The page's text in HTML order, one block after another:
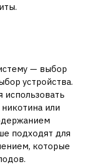
— выбор
устройства.
или
подходят для
которые